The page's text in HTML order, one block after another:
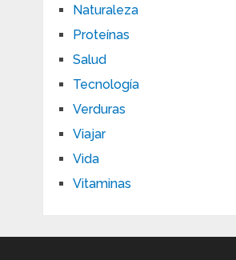
Naturaleza
Proteínas
Salud
Tecnología
Verduras
Viajar
Vida
Vitaminas